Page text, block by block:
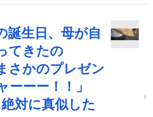
誕生日、母が自
てきたの
かのプレゼン
ーーー！！」
絶対に真似した